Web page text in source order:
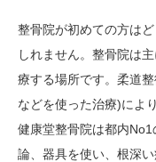
整骨院が初めての方は
しれません。整骨院は
療する場所です。柔道
などを使った治療)によ
健康堂整骨院は都内
論、器具を使い、根深い